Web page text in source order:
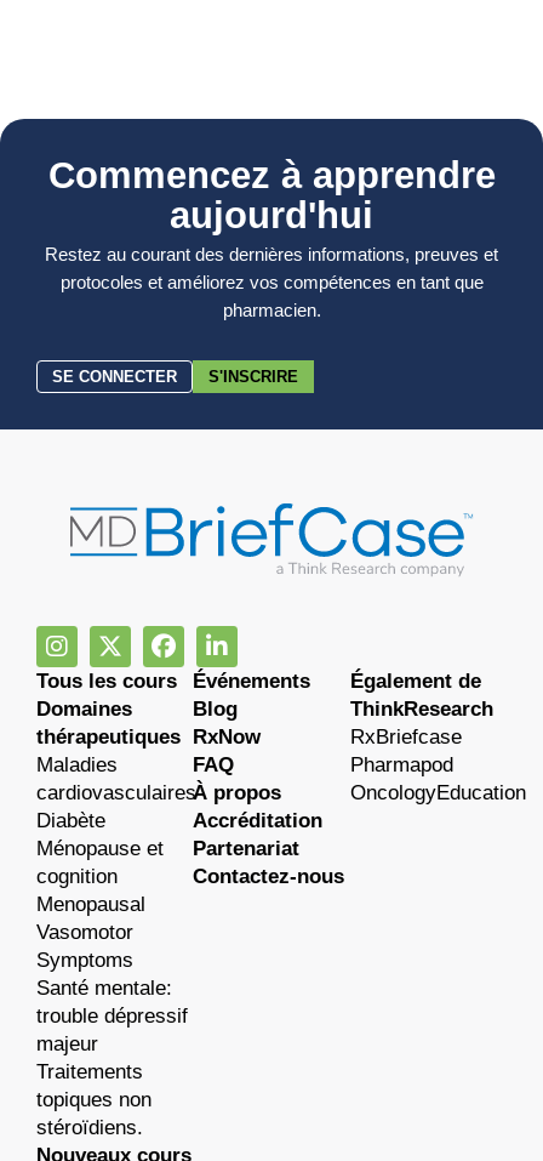
Commencez à apprendre
aujourd'hui
Restez au courant des dernières informations, preuves et
protocoles et améliorez vos compétences en tant que
pharmacien.
SE CONNECTER S'INSCRIRE
Tous les cours
Domaines
thérapeutiques
Maladies
cardiovasculaires
Diabète
Ménopause et
cognition
Menopausal
Vasomotor
Symptoms
Santé mentale:
trouble dépressif
majeur
Traitements
topiques non
stéroïdiens.
Nouveaux cours
Événements
Blog
RxNow
FAQ
À propos
Accréditation
Partenariat
Contactez-nous
Également de
ThinkResearch
RxBriefcase
Pharmapod
OncologyEducation